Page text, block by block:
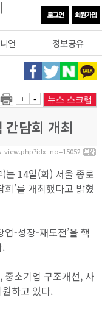
언 정보공유
+ - 뉴스 스크랩
담회 개최
는 14일(화) 서울 종로
’를 개최했다고 밝혔
-성장-재도전’을 핵
.
중소기업 구조개선, 사
하고 있다.